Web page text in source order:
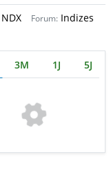
NDX Forum: Indizes
3M 1J 5J